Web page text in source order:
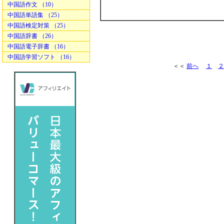
中国語作文 （10）
中国語単語集 （25）
中国語検定対策 （25）
中国語辞書 （26）
中国語電子辞書 （16）
中国語学習ソフト （16）
＜＜ 前へ １ ２